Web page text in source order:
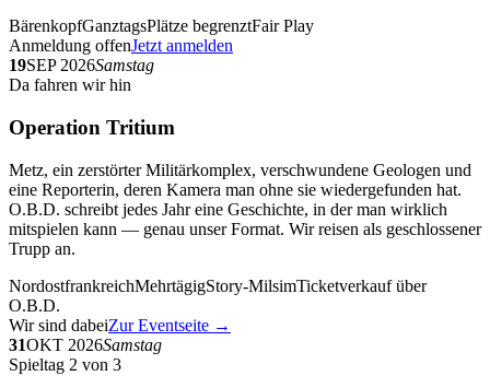
BärenkopfGanztagsPlätze begrenztFair Play
Anmeldung offenJetzt anmelden
19SEP 2026Samstag
Da fahren wir hin
Operation Tritium
Metz, ein zerstörter Militärkomplex, verschwundene Geologen und
eine Reporterin, deren Kamera man ohne sie wiedergefunden hat.
O.B.D. schreibt jedes Jahr eine Geschichte, in der man wirklich
mitspielen kann — genau unser Format. Wir reisen als geschlossener
Trupp an.
NordostfrankreichMehrtägigStory-MilsimTicketverkauf über
O.B.D.
Wir sind dabeiZur Eventseite →
31OKT 2026Samstag
Spieltag 2 von 3